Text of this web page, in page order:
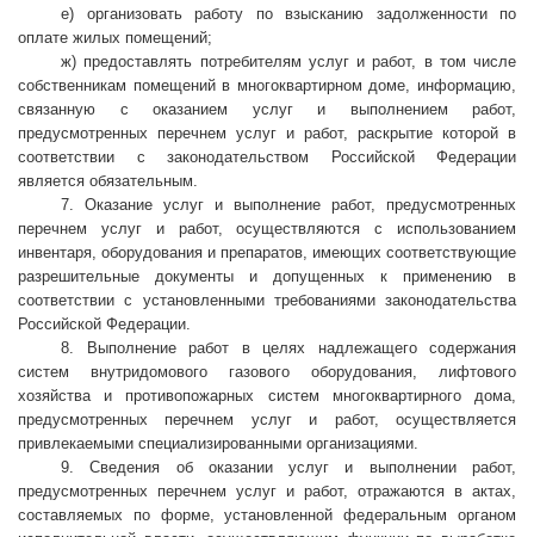
е) организовать работу по взысканию задолженности по
оплате жилых помещений;
ж) предоставлять потребителям услуг и работ, в том числе
собственникам помещений в многоквартирном доме, информацию,
связанную с оказанием услуг и выполнением работ,
предусмотренных перечнем услуг и работ, раскрытие которой в
соответствии с законодательством Российской Федерации
является обязательным.
7. Оказание услуг и выполнение работ, предусмотренных
перечнем услуг и работ, осуществляются с использованием
инвентаря, оборудования и препаратов, имеющих соответствующие
разрешительные документы и допущенных к применению в
соответствии с установленными требованиями законодательства
Российской Федерации.
8. Выполнение работ в целях надлежащего содержания
систем внутридомового газового оборудования, лифтового
хозяйства и противопожарных систем многоквартирного дома,
предусмотренных перечнем услуг и работ, осуществляется
привлекаемыми специализированными организациями.
9. Сведения об оказании услуг и выполнении работ,
предусмотренных перечнем услуг и работ, отражаются в актах,
составляемых по форме, установленной федеральным органом